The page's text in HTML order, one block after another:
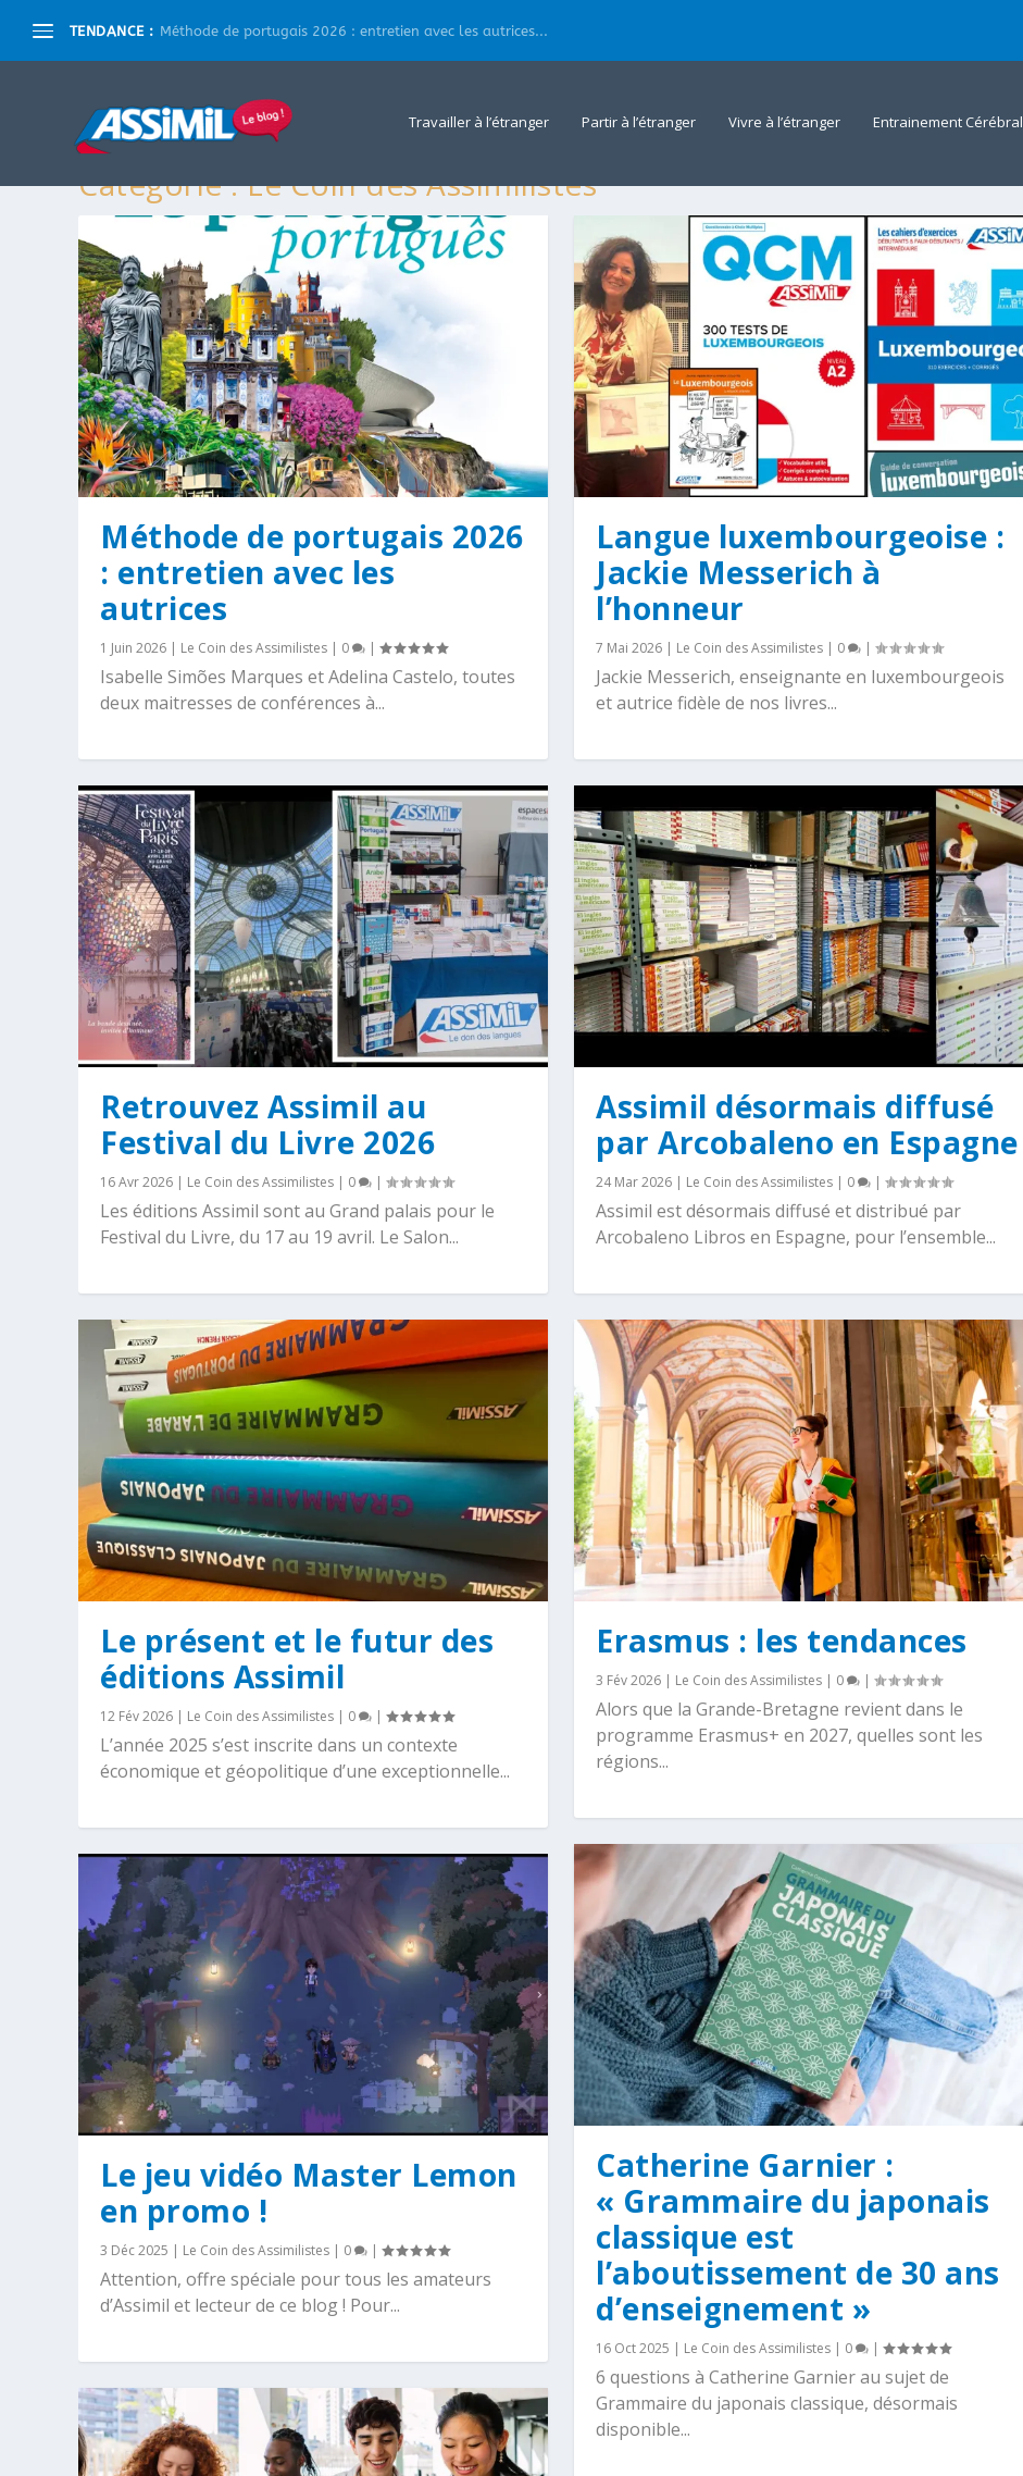
TENDANCE : Méthode de portugais 2026 : entretien avec les autrices...
Travailler à l’étranger Partir à l’étranger Vivre à l’étranger Entrainement Cérébral
Catégorie :Le Coin des Assimilistes
Méthode de portugais 2026
: entretien avec les
autrices
1 Juin 2026 | Le Coin des Assimilistes | 0 |
Isabelle Simões Marques et Adelina Castelo, toutes
deux maitresses de conférences à...
Retrouvez Assimil au
Festival du Livre 2026
16 Avr 2026 | Le Coin des Assimilistes | 0 |
Les éditions Assimil sont au Grand palais pour le
Festival du Livre, du 17 au 19 avril. Le Salon...
Le présent et le futur des
éditions Assimil
12 Fév 2026 | Le Coin des Assimilistes | 0 |
L’année 2025 s’est inscrite dans un contexte
économique et géopolitique d’une exceptionnelle...
Le jeu vidéo Master Lemon
en promo !
3 Déc 2025 | Le Coin des Assimilistes | 0 |
Attention, offre spéciale pour tous les amateurs
d’Assimil et lecteur de ce blog ! Pour...
Langue luxembourgeoise :
Jackie Messerich à
l’honneur
7 Mai 2026 | Le Coin des Assimilistes | 0 |
Jackie Messerich, enseignante en luxembourgeois
et autrice fidèle de nos livres...
Assimil désormais diffusé
par Arcobaleno en Espagne
24 Mar 2026 | Le Coin des Assimilistes | 0 |
Assimil est désormais diffusé et distribué par
Arcobaleno Libros en Espagne, pour l’ensemble...
Erasmus : les tendances
3 Fév 2026 | Le Coin des Assimilistes | 0 |
Alors que la Grande-Bretagne revient dans le
programme Erasmus+ en 2027, quelles sont les
régions...
Catherine Garnier :
« Grammaire du japonais
classique est
l’aboutissement de 30 ans
d’enseignement »
16 Oct 2025 | Le Coin des Assimilistes | 0 |
6 questions à Catherine Garnier au sujet de
Grammaire du japonais classique, désormais
disponible...